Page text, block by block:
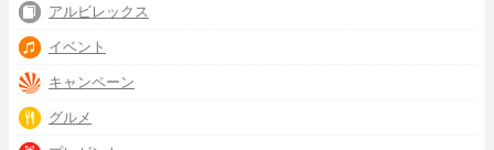
アルビレックス
イベント
キャンペーン
グルメ